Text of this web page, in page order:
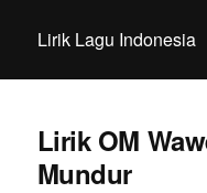
Lirik Lagu Indonesia
Lirik OM
Mundur